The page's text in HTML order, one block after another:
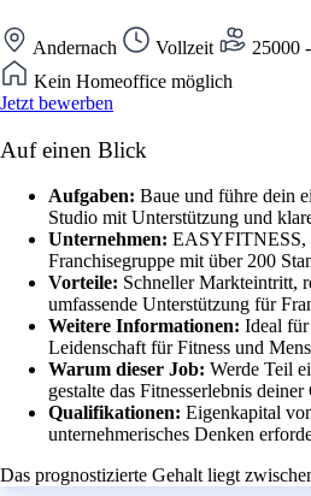
Andernach Vollzeit
25000
Kein Homeoffice möglich
Jetzt bewerben
Auf einen Blick
Aufgaben: Baue und führe dein
Studio mit Unterstützung und
Unternehmen: EASYFITNESS,
Franchisegruppe mit über 200
Vorteile: Schneller Markteintritt,
umfassende Unterstützung für
Weitere Informationen: Ideal
Leidenschaft für Fitness und
Warum dieser Job: Werde Teil
gestalte das Fitnesserlebnis
Qualifikationen: Eigenkapital
unternehmerisches Denken
Das prognostizierte Gehalt liegt